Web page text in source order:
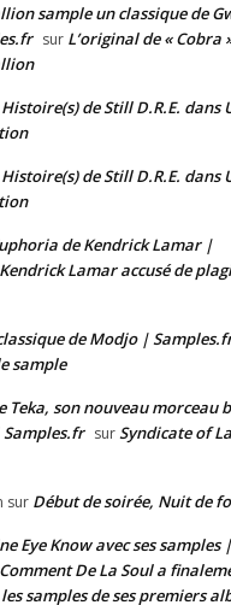
sample un classique de
sur L’original de « Cobra
Histoire(s) de Still D.R.E. dans
Histoire(s) de Still D.R.E. dans
de Kendrick Lamar |
Kendrick Lamar accusé de
de Modjo |
sample
Teka, son nouveau morceau
surSyndicate of
sur Début de soirée, Nuit de
Eye Know avec ses samples |
Comment De La Soul a
samples de ses premiers